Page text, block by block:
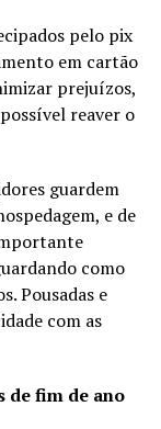
pelo pix
em cartão
prejuízos,
reaver o
guardem
e de
como
Pousadas e
com as
de fim de ano